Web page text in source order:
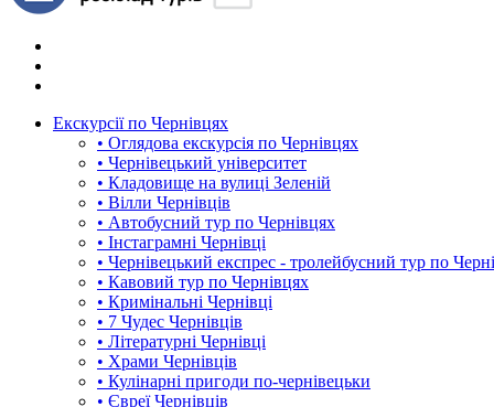
Екскурсії по Чернівцях
• Оглядова екскурсія по Чернівцях
• Чернівецький університет
• Кладовище на вулиці Зеленій
• Вілли Чернівців
• Автобусний тур по Чернівцях
• Інстаграмні Чернівці
• Чернівецький експрес - тролейбусний тур по
• Кавовий тур по Чернівцях
• Кримінальні Чернівці
• 7 Чудес Чернівців
• Літературні Чернівці
• Храми Чернівців
• Кулінарні пригоди по-чернівецьки
• Євреї Чернівців